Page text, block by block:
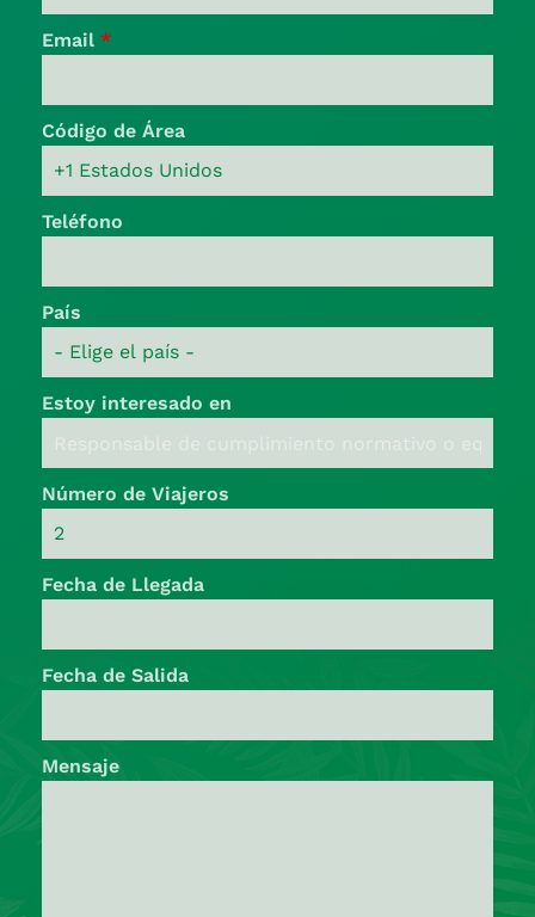
Email *
Código de Área
Teléfono
País
Estoy interesado en
Número de Viajeros
Fecha de Llegada
Fecha de Salida
Mensaje